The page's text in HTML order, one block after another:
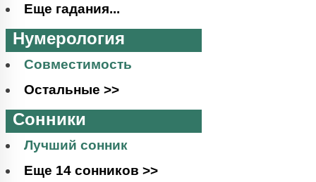
Еще гадания...
Нумерология
Совместимость
Остальные >>
Сонники
Лучший сонник
Еще 14 сонников >>